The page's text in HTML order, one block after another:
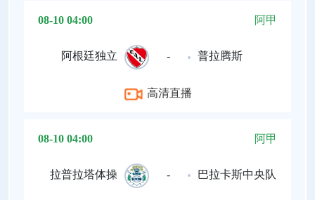
08-10 04:00 阿甲
阿根廷独立 - 普拉腾斯
高清直播
08-10 04:00 阿甲
拉普拉塔体操 - 巴拉卡斯中央队